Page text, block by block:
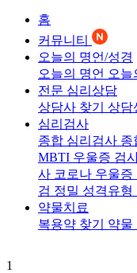
홈
커뮤니티
오늘의 명언/성경
오늘의 명언 오늘
전문 심리상담
상담사 찾기 상담
심리검사
종합 심리검사 종
MBTI 우울증 검
사 코로나 우울증
검 정밀 성격유형
약물치료
복용약 찾기 약물
1